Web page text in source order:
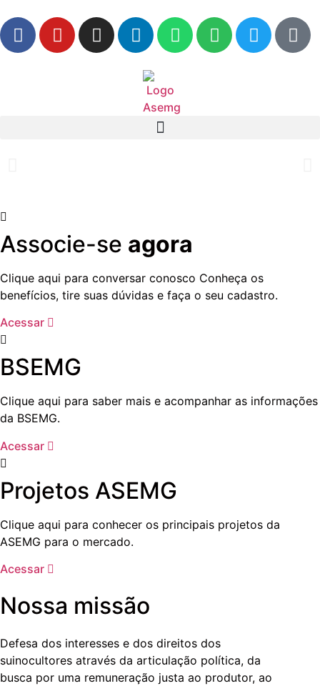
Associe-se agora
Clique aqui para conversar conosco Conheça os
benefícios, tire suas dúvidas e faça o seu cadastro.
Acessar
BSEMG
Clique aqui para saber mais e acompanhar as informações
da BSEMG.
Acessar
Projetos ASEMG
Clique aqui para conhecer os principais projetos da
ASEMG para o mercado.
Acessar
Nossa missão
Defesa dos interesses e dos direitos dos
suinocultores através da articulação política, da
busca por uma remuneração justa ao produtor, ao